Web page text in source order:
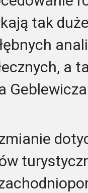
tak
a